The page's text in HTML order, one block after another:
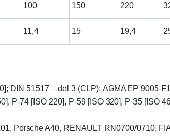
100 150 220
11,4 15 19,4
DIN 51517 – del 3 (CLP); AGMA EP 9005-
P-74 [ISO 220], P-59 [ISO 320], P-35 [ISO
Porsche A40, RENAULT RN0700/0710,